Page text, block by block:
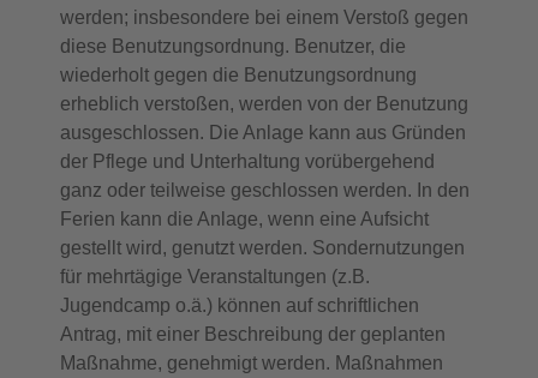
werden; insbesondere bei einem Verstoß gegen
diese Benutzungsordnung. Benutzer, die
wiederholt gegen die Benutzungsordnung
erheblich verstoßen, werden von der Benutzung
ausgeschlossen. Die Anlage kann aus Gründen
der Pflege und Unterhaltung vorübergehend
ganz oder teilweise geschlossen werden. In den
Ferien kann die Anlage, wenn eine Aufsicht
gestellt wird, genutzt werden. Sondernutzungen
für mehrtägige Veranstaltungen (z.B.
Jugendcamp o.ä.) können auf schriftlichen
Antrag, mit einer Beschreibung der geplanten
Maßnahme, genehmigt werden. Maßnahmen